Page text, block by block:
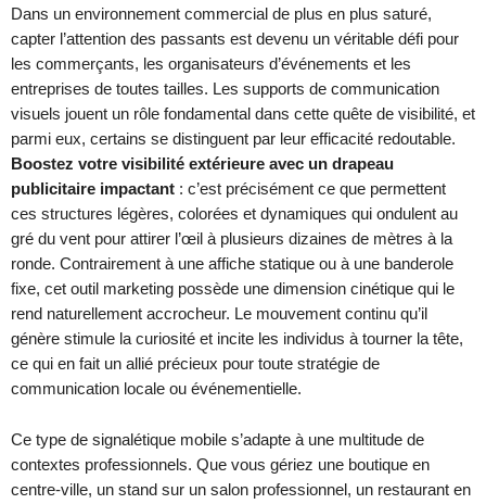
Dans un environnement commercial de plus en plus saturé,
capter l’attention des passants est devenu un véritable défi pour
les commerçants, les organisateurs d’événements et les
entreprises de toutes tailles. Les supports de communication
visuels jouent un rôle fondamental dans cette quête de visibilité, et
parmi eux, certains se distinguent par leur efficacité redoutable.
Boostez votre visibilité extérieure avec un drapeau
publicitaire impactant : c’est précisément ce que permettent
ces structures légères, colorées et dynamiques qui ondulent au
gré du vent pour attirer l’œil à plusieurs dizaines de mètres à la
ronde. Contrairement à une affiche statique ou à une banderole
fixe, cet outil marketing possède une dimension cinétique qui le
rend naturellement accrocheur. Le mouvement continu qu’il
génère stimule la curiosité et incite les individus à tourner la tête,
ce qui en fait un allié précieux pour toute stratégie de
communication locale ou événementielle.
Ce type de signalétique mobile s’adapte à une multitude de
contextes professionnels. Que vous gériez une boutique en
centre-ville, un stand sur un salon professionnel, un restaurant en